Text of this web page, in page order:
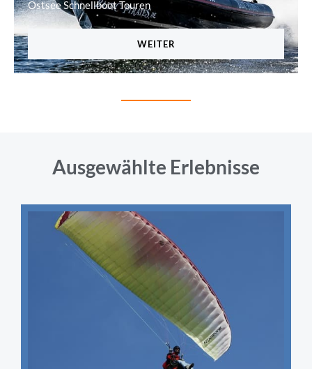
Ostsee Schnellboot Touren
WEITER
Ausgewählte Erlebnisse